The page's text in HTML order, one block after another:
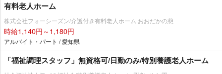
有料老人ホーム
株式会社フォーシーズン/介護付き有料老人ホーム おおだかの憩
時給1,140円～1,180円
アルバイト・パート / 愛知県
「福祉調理スタッフ」無資格可/日勤のみ/特別養護老人ホーム